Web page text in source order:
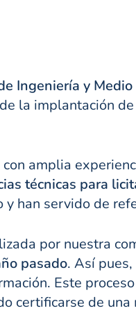
Ingeniería y
la implantación
amplia
técnicas para
han servido de
por nuestra
pasado. Así
Este
certificarse de una